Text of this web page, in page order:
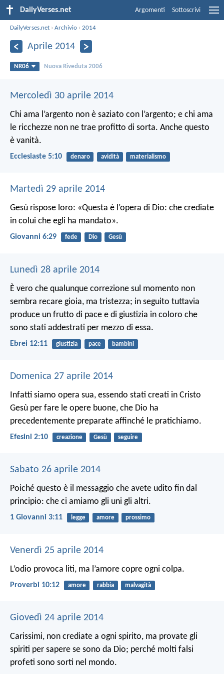
DailyVerses.net Argomenti Sottoscrivi
DailyVerses.net ›Archivio ›2014
Aprile 2014
NR06 Nuova Riveduta 2006
Mercoledì 30 aprile 2014
Chi ama l’argento non è saziato con l’argento; e chi ama
le ricchezze non ne trae profitto di sorta. Anche questo
è vanità.
Ecclesiaste 5:10 denaro avidità materialismo
Martedì 29 aprile 2014
Gesù rispose loro: «Questa è l’opera di Dio: che crediate
in colui che egli ha mandato».
Giovanni 6:29 fede Dio Gesù
Lunedì 28 aprile 2014
È vero che qualunque correzione sul momento non
sembra recare gioia, ma tristezza; in seguito tuttavia
produce un frutto di pace e di giustizia in coloro che
sono stati addestrati per mezzo di essa.
Ebrei 12:11 giustizia pace bambini
Domenica 27 aprile 2014
Infatti siamo opera sua, essendo stati creati in Cristo
Gesù per fare le opere buone, che Dio ha
precedentemente preparate affinché le pratichiamo.
Efesini 2:10 creazione Gesù seguire
Sabato 26 aprile 2014
Poiché questo è il messaggio che avete udito fin dal
principio: che ci amiamo gli uni gli altri.
1 Giovanni 3:11 legge amore prossimo
Venerdì 25 aprile 2014
L’odio provoca liti, ma l’amore copre ogni colpa.
Proverbi 10:12 amore rabbia malvagità
Giovedì 24 aprile 2014
Carissimi, non crediate a ogni spirito, ma provate gli
spiriti per sapere se sono da Dio; perché molti falsi
profeti sono sorti nel mondo.